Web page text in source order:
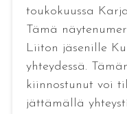
toukokuussa
Tämä
Liiton jäsenille
yhteydessä.
kiinnostunut voi
jättämällä